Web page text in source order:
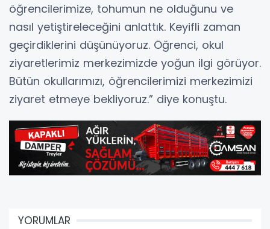
öğrencilerimize, tohumun ne olduğunu ve
nasıl yetiştireleceğini anlattık. Keyifli zaman
geçirdiklerini düşünüyoruz. Öğrenci, okul
ziyaretlerimiz merkezimizde yoğun ilgi görüyor.
Bütün okullarımızı, öğrencilerimizi merkezimizi
ziyaret etmeye bekliyoruz.” diye konuştu.
YORUMLAR